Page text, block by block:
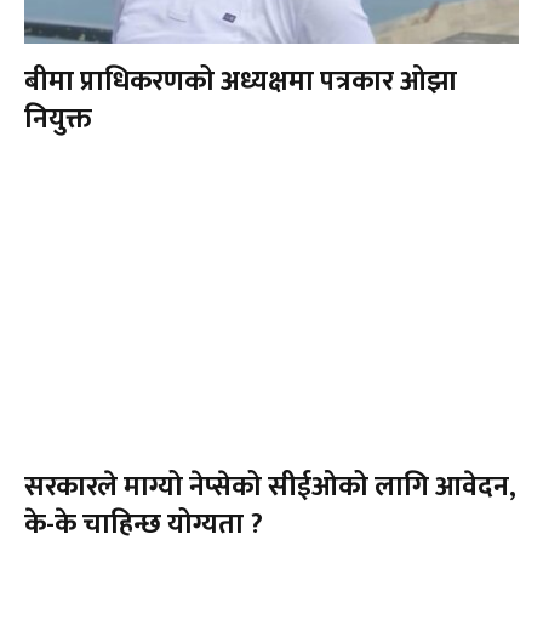
बीमा प्राधिकरणको अध्यक्षमा पत्रकार ओझा
नियुक्त
सरकारले माग्यो नेप्सेको सीईओको लागि आवेदन,
के-के चाहिन्छ योग्यता ?